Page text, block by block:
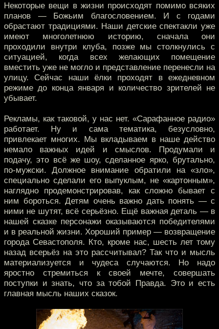
Некоторые вещи в жизни происходят помимо всяких
планов — Божьим благословением. И с годами
обрастают традициями. Наши детские спектакли уже
имеют многолетнюю историю, сначала они
проходили внутри клуба, позже мы столкнулись с
ситуацией, когда всех желающих помещение
вместить уже не могло и представление перенесли на
улицу. Сейчас наши ёлки проходят в ежедневном
режиме до конца января и количество зрителей не
убывает.
Рекламы, как таковой, у нас нет. «Сарафанное радио»
работает. Ну и сама тематика, безусловно,
привлекает многих. Мы вкладываем в наше действо
немало важных идей и смыслов. Продумали и
подачу, это всё же шоу, сделанное ярко, брутально,
по-мужски. Должное внимание обратили на «зло»,
специально сделали его выпуклым, не «картонным»,
наглядно продемонстрировав, как сложно бывает с
ним бороться. Детям очень важно дать понять — с
ними не шутят, всё серьёзно. Ещё важная деталь — в
нашей сказке персонажи оказываются победителями
и в реальной жизни. Хороший пример — возвращение
города Севастополя. Кто, кроме нас, шесть лет тому
назад всерьёз на это рассчитывал? Так что и мысль
материализуется и чудеса случаются. Но надо
яростно стремиться к своей мечте, совершать
поступки и знать, что за тобой Правда. Это и есть
главная мысль наших сказок.